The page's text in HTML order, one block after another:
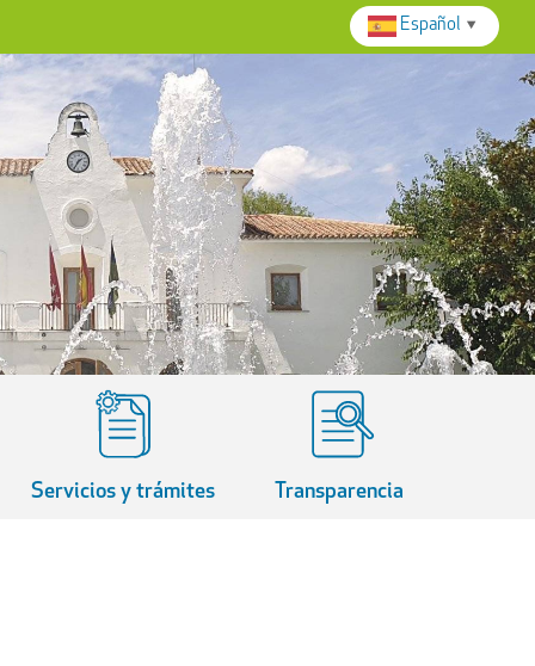
Servicios y trámites Transparencia
Español ▼